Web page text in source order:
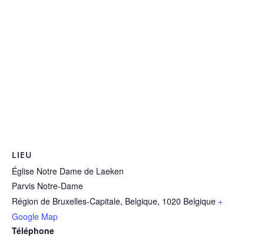
LIEU
Église Notre Dame de Laeken
Parvis Notre-Dame
Région de Bruxelles-Capitale, Belgique, 1020 Belgique +
Google Map
Téléphone